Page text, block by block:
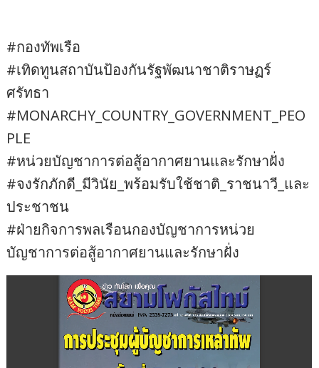
#กองทัพเรือ
#เทิดทูนสถาบันป้องกันรัฐพัฒนาชาติราษฏร์
ศรัทธา
#MONARCHY_COUNTRY_GOVERNMENT_PEO
PLE
#หน่วยบัญชาการต่อสู้อากาศยานและรักษาฝั่ง
#จงรักภักดี_มีวินัย_พร้อมรับใช้ชาติ_ราชนาวี_และ
ประชาชน
#ฝ่ายกิจการพลเรือนกองบัญชาการหน่วย
บัญชาการต่อสู้อากาศยานและรักษาฝั่ง